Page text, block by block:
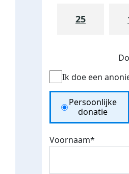
25
Ik doe een
Donation Type
Persoonlijke
donatie
Voornaam*